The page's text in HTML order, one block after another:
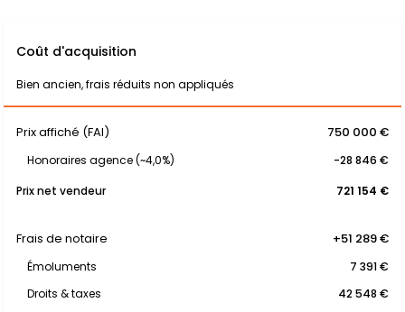
Coût d'acquisition
Bien ancien, frais réduits non appliqués
Prix affiché (FAI) 750 000 €
Honoraires agence (~4,0%)
-28 846 €
Prix net vendeur
721 154 €
Frais de notaire +51 289 €
Émoluments
7 391 €
Droits & taxes
42 548 €